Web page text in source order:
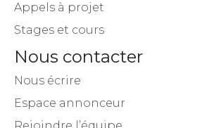
Appels à projet
Stages et cours
Nous contacter
Nous écrire
Espace annonceur